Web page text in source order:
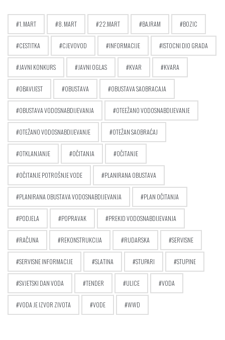
1. MART 8. MART 22.MART BAJRAM BOZIC
CESTITKA CJEVOVOD INFORMACIJE ISTOCNI DIO GRADA
JAVNI KONKURS JAVNI OGLAS KVAR KVARA
OBAVIJEST OBUSTAVA OBUSTAVA SAOBRACAJA
OBUSTAVA VODOSNABDIJEVANJA OTEEŽANO VODOSNABDIJEVANJE
OTEŽANO VODOSNABDIJEVANJE OTEŽAN SAOBRAĆAJ
OTKLANJANJE OČITANJA OČITANJE
OČITANJE POTROŠNJE VODE PLANIRANA OBUSTAVA
PLANIRANA OBUSTAVA VODOSNABDIJEVANJA PLAN OČITANJA
PODJELA POPRAVAK PREKID VODOSNABDIJEVANJA
RAČUNA REKONSTRUKCIJA RUDARSKA SERVISNE
SERVISNE INFORMACIJE SLATINA STUPARI STUPINE
SVJETSKI DAN VODA TENDER ULICE VODA
VODA JE IZVOR ZIVOTA VODE WWD